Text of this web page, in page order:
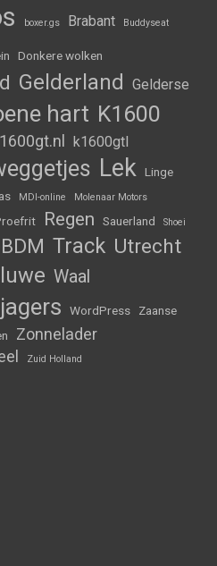
boxer.gs Brabant Buddyseat
Donkere wolken
Gelderland Gelderse
hart K1600
k1600gtl
Lek Linge
MDI-online Molenaar Motors
Regen Sauerland Shoei
Track Utrecht
Waal
WordPress
Zaanse
Zonnelader
Zuid Holland